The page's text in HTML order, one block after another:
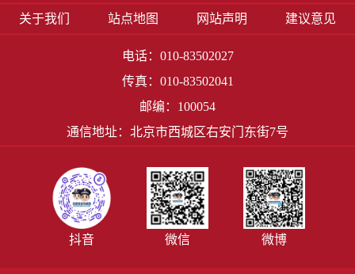
关于我们 站点地图 网站声明 建议意见
电话：010-83502027
传真：010-83502041
邮编：100054
通信地址：北京市西城区右安门东街7号
抖音 微信 微博